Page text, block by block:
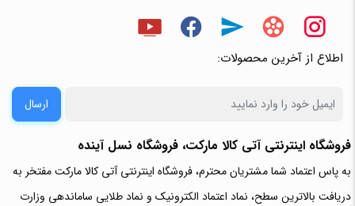
اطلاع از آخرین محصولات:
ارسال
فروشگاه اینترنتی آتی‌ کالا مارکت، فروشگاه نسل آینده
به پاس اعتماد شما مشتریان محترم، فروشگاه اینترنتی آتی کالا مارکت مفتخر به
دریافت بالاترین سطح، نماد اعتماد الکترونیک و نماد طلایی ساماندهی وزارت